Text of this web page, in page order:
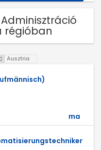
régióban
Ausztria
ma